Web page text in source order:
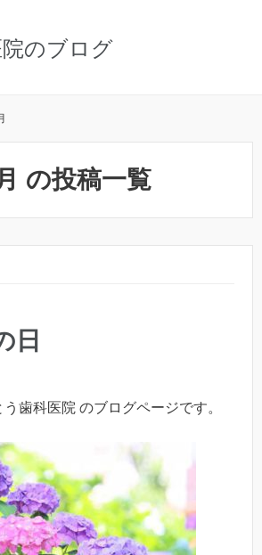
のブログ
の投稿一覧
日
歯科医院 のブログページです。